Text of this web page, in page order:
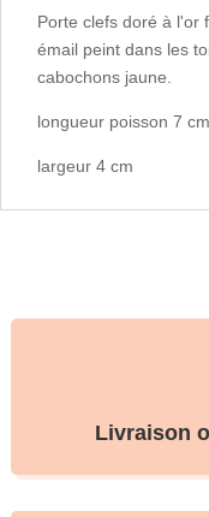
Porte clefs doré à l'or
émail peint dans les
cabochons jaune.
longueur poisson 7 cm
largeur 4 cm
Livraison